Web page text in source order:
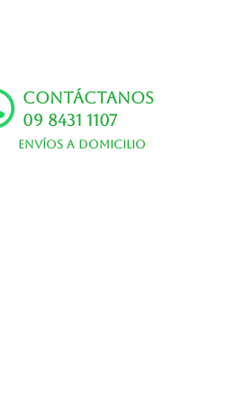
Contáctanos
09 8431 1107
Envíos a domicilio